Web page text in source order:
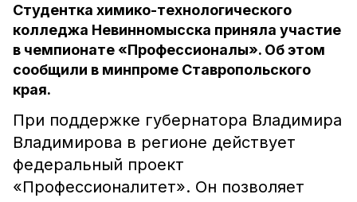
Студентка химико-технологического
колледжа Невинномысска приняла участие
в чемпионате «Профессионалы». Об этом
сообщили в минпроме Ставропольского
края.
При поддержке губернатора Владимира
Владимирова в регионе действует
федеральный проект
«Профессионалитет». Он позволяет